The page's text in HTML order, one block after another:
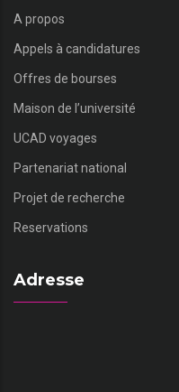
A propos
Appels à candidatures
Offres de bourses
Maison de l’université
UCAD voyages
Partenariat national
Projet de recherche
Reservations
Adresse